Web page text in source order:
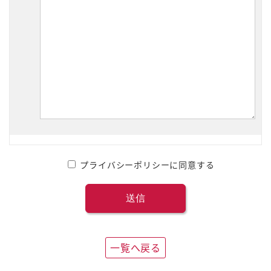
プライバシーポリシーに同意する
一覧へ戻る